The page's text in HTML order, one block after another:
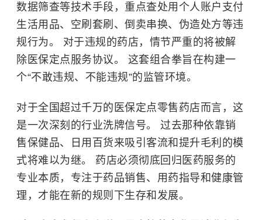
数据筛查等技术手段，重点查处用个人账户支付
生活用品、空刷套刷、倒卖串换、伪造处方等违
规行为。 对于违规的药店，情节严重的将被解
除医保定点服务协议。 这套组合拳旨在构建一
个“不敢违规、不能违规”的监管环境。
对于全国超过千万的医保定点零售药店而言，这
是一次深刻的行业洗牌信号。 过去那种依靠销
售保健品、日用百货来吸引客流和提升毛利的模
式将难以为继。 药店必须彻底回归医药服务的
专业本质，专注于药品销售、用药指导和健康管
理，才能在新的规则下生存和发展。